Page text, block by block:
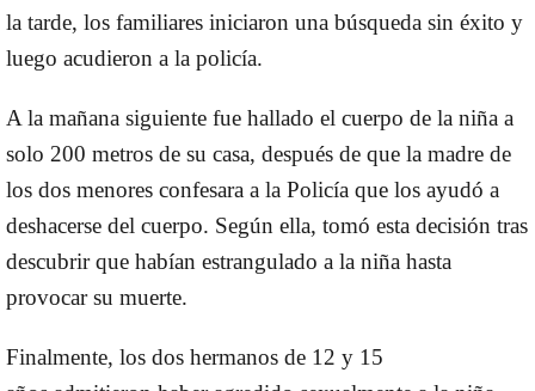
la tarde, los familiares iniciaron una búsqueda sin éxito y
luego acudieron a la policía.
A la mañana siguiente fue hallado el cuerpo de la niña a
solo 200 metros de su casa, después de que la madre de
los dos menores confesara a la Policía que los ayudó a
deshacerse del cuerpo. Según ella, tomó esta decisión tras
descubrir que habían estrangulado a la niña hasta
provocar su muerte.
Finalmente, los dos hermanos de 12 y 15